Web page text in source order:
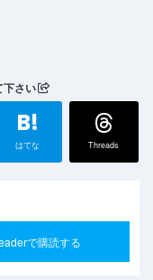
下さい
B!
はてな Threads
で購読する